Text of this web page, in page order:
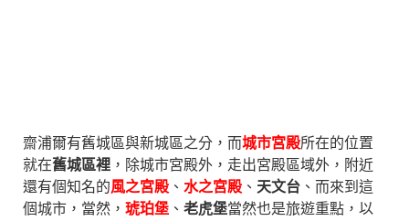
齋浦爾有舊城區與新城區之分，而城市宮殿所在的位置
就在舊城區裡 ，除城市宮殿外，走出宮殿區域外，附近
還有個知名的風之宮殿 、 水之宮殿 、 天文台 、而來到這
個城市，當然， 琥珀堡 、 老虎堡當然也是旅遊重點，以